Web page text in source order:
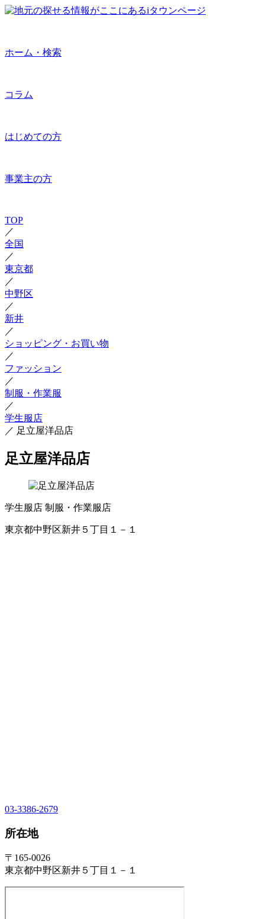
ホーム・検索
コラム
はじめての方
事業主の方
TOP
／
全国
／
東京都
／
中野区
／
新井
／
ショッピング・お買い物
／
ファッション
／
制服・作業服
／
学生服店
／ 足立屋洋品店
足立屋洋品店
学生服店 制服・作業服店
東京都中野区新井５丁目１－１
03-3386-2679
所在地
〒165-0026
東京都中野区新井５丁目１－１